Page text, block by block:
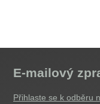
E-mailový
Přihlaste se k odběru